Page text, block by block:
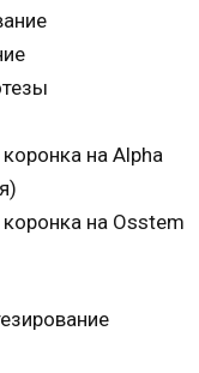
на Alpha
на Osstem